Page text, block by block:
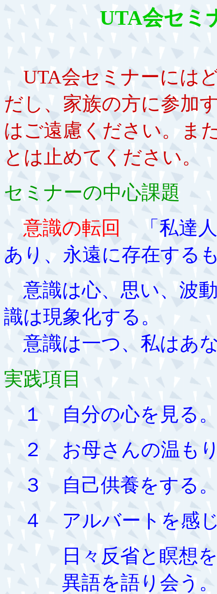
UTA会セミ
UTA会セミナーには
だし、家族の方に参加
はご遠慮ください。ま
とは止めてください。
セミナーの中心課題
意識の転回
「私達
あり、永遠に存在する
意識は心、思い、波
識は現象化する。
意識は一つ、私はあ
実践項目
１ 自分の心を見る
２ お母さんの温もり
３ 自己供養をする
４ アルバートを感
日々反省と瞑想を
異語を語り会う